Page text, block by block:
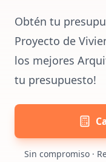
Obtén tu
Proyecto de
los mejores
tu presupuesto!
Sin compromiso ·